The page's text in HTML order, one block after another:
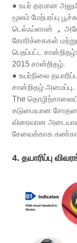
● உயர் தரமான
மூலம் மேற்பரப்பு
டெல்ஃப்ளான் ，
கோரிக்கைகள்
பெறப்பட்ட
2015 சான்றிதழ்.
● உயர்நிலை
சான்றிதழ் அமைப்பு.
The
கடுமையான
விரைவான
சேவைக்காக
4. தயாரிப்பு